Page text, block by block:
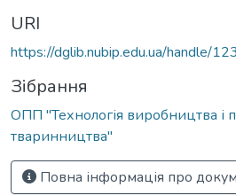
URI
https://dglib.nubip.edu.ua/handle/
Зібрання
ОПП "Технологія виробництва і
тваринництва"
Повна інформація про